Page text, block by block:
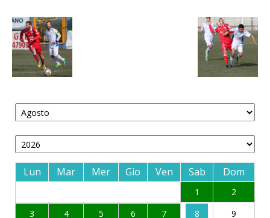
Lun Mar Mer Gio Ven Sab Dom
1
2
3
4 5 6 7 8
9